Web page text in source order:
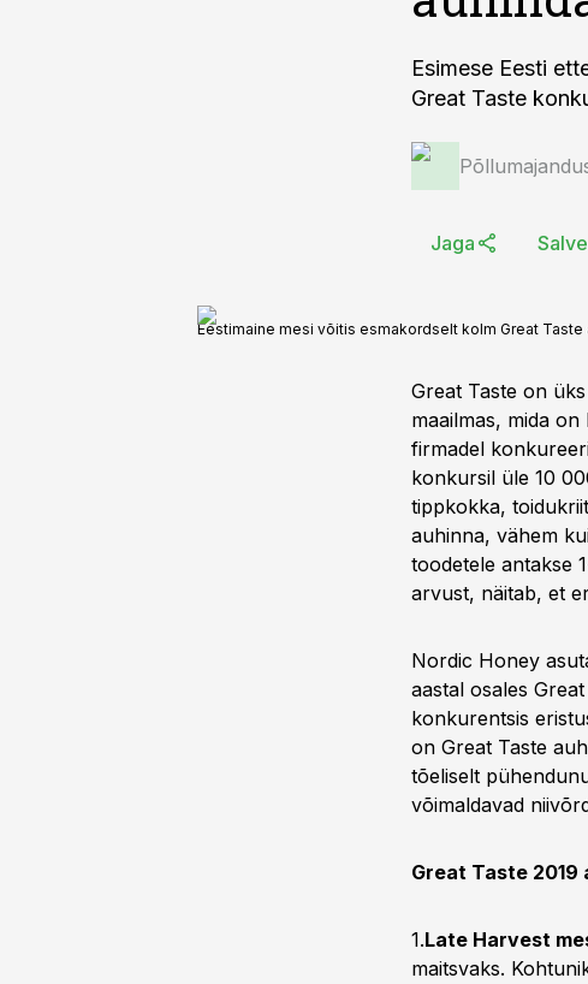
Esimese Eesti
Great Taste
Jaga
Eestimaine mesi võitis esmakordselt kolm Great Taste
Great Taste on
maailmas, mida
firmadel
konkursil üle 10
tippkokka,
auhinna, vähem
toodetele antakse
arvust, näitab, et
Nordic Honey
aastal osales
konkurentsis
on Great Taste
tõeliselt
võimaldavad
Great Taste 2019
1.Late Harvest
maitsvaks.